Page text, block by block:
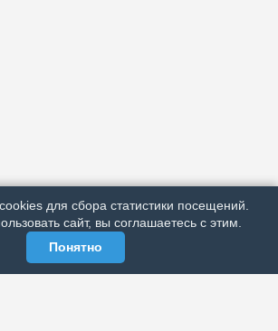
для сбора статистики посещений.
сайт, вы соглашаетесь с этим.
Понятно